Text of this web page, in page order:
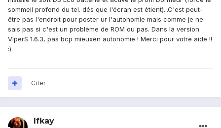
sommeil profond du tel. dés que l'écran est étient)...C'est peut-
être pas l'endroit pour poster ur l'autonomie mais comme je ne
sais pas si c'est un problème de ROM ou pas. Dans la version
VIperS 1.6.3, pas bcp mieuxen autonomie ! Merci pour votre aide !!
:)
Citer
Ifkay